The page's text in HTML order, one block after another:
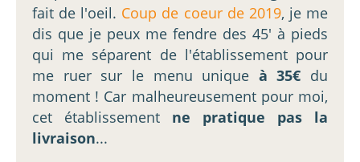
fait de l'oeil. Coup de coeur de 2019, je me
dis que je peux me fendre des 45' à pieds
qui me séparent de l'établissement pour
me ruer sur le menu unique à 35€ du
moment ! Car malheureusement pour moi,
cet établissement ne pratique pas la
livraison...